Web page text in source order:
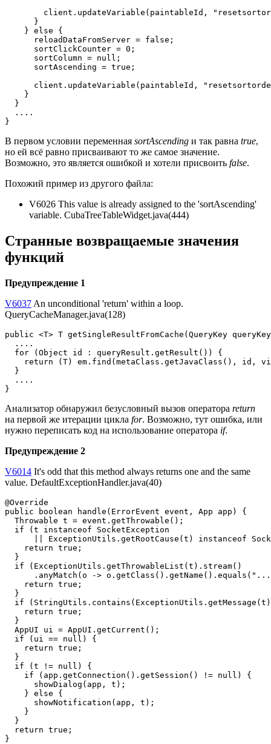
client.updateVariable(paintableId,
      }
    } else {
      reloadDataFromServer = false;
      sortClickCounter = 0;
      sortColumn = null;
      sortAscending = true;
client.updateVariable(paintableId,
    }
  }
  ....
}
В первом условии переменная sortAscending и так равна true,
но ей всё равно присваивают то же самое значение.
Возможно, это является ошибкой и хотели присвоить false.
Похожий пример из другого файла:
V6026 This value is already assigned to the 'sortAscending'
variable. CubaTreeTableWidget.java(444)
Странные возвращаемые значения
функций
Предупреждение 1
V6037 An unconditional 'return' within a loop.
QueryCacheManager.java(128)
public <T> T getSingleResultFromCache(QueryKey
  ....
  for (Object id : queryResult.getResult()) {
return (T) em.find(metaClass.getJavaClass(), id,
  }
  ....
}
Анализатор обнаружил безусловный вызов оператора return
на первой же итерации цикла for. Возможно, тут ошибка, или
нужно переписать код на использование оператора if.
Предупреждение 2
V6014 It's odd that this method always returns one and the same
value. DefaultExceptionHandler.java(40)
@Override
public boolean handle(ErrorEvent event, App app) {
  Throwable t = event.getThrowable();
  if (t instanceof SocketException
|| ExceptionUtils.getRootCause(t) instanceof
    return true;
  }
  if (ExceptionUtils.getThrowableList(t).stream()
.anyMatch(o ->
    return true;
  }
if
    return true;
  }
  AppUI ui = AppUI.getCurrent();
  if (ui == null) {
    return true;
  }
  if (t != null) {
    if (app.getConnection().getSession() != null) {
      showDialog(app, t);
    } else {
      showNotification(app, t);
    }
  }
  return true;
}